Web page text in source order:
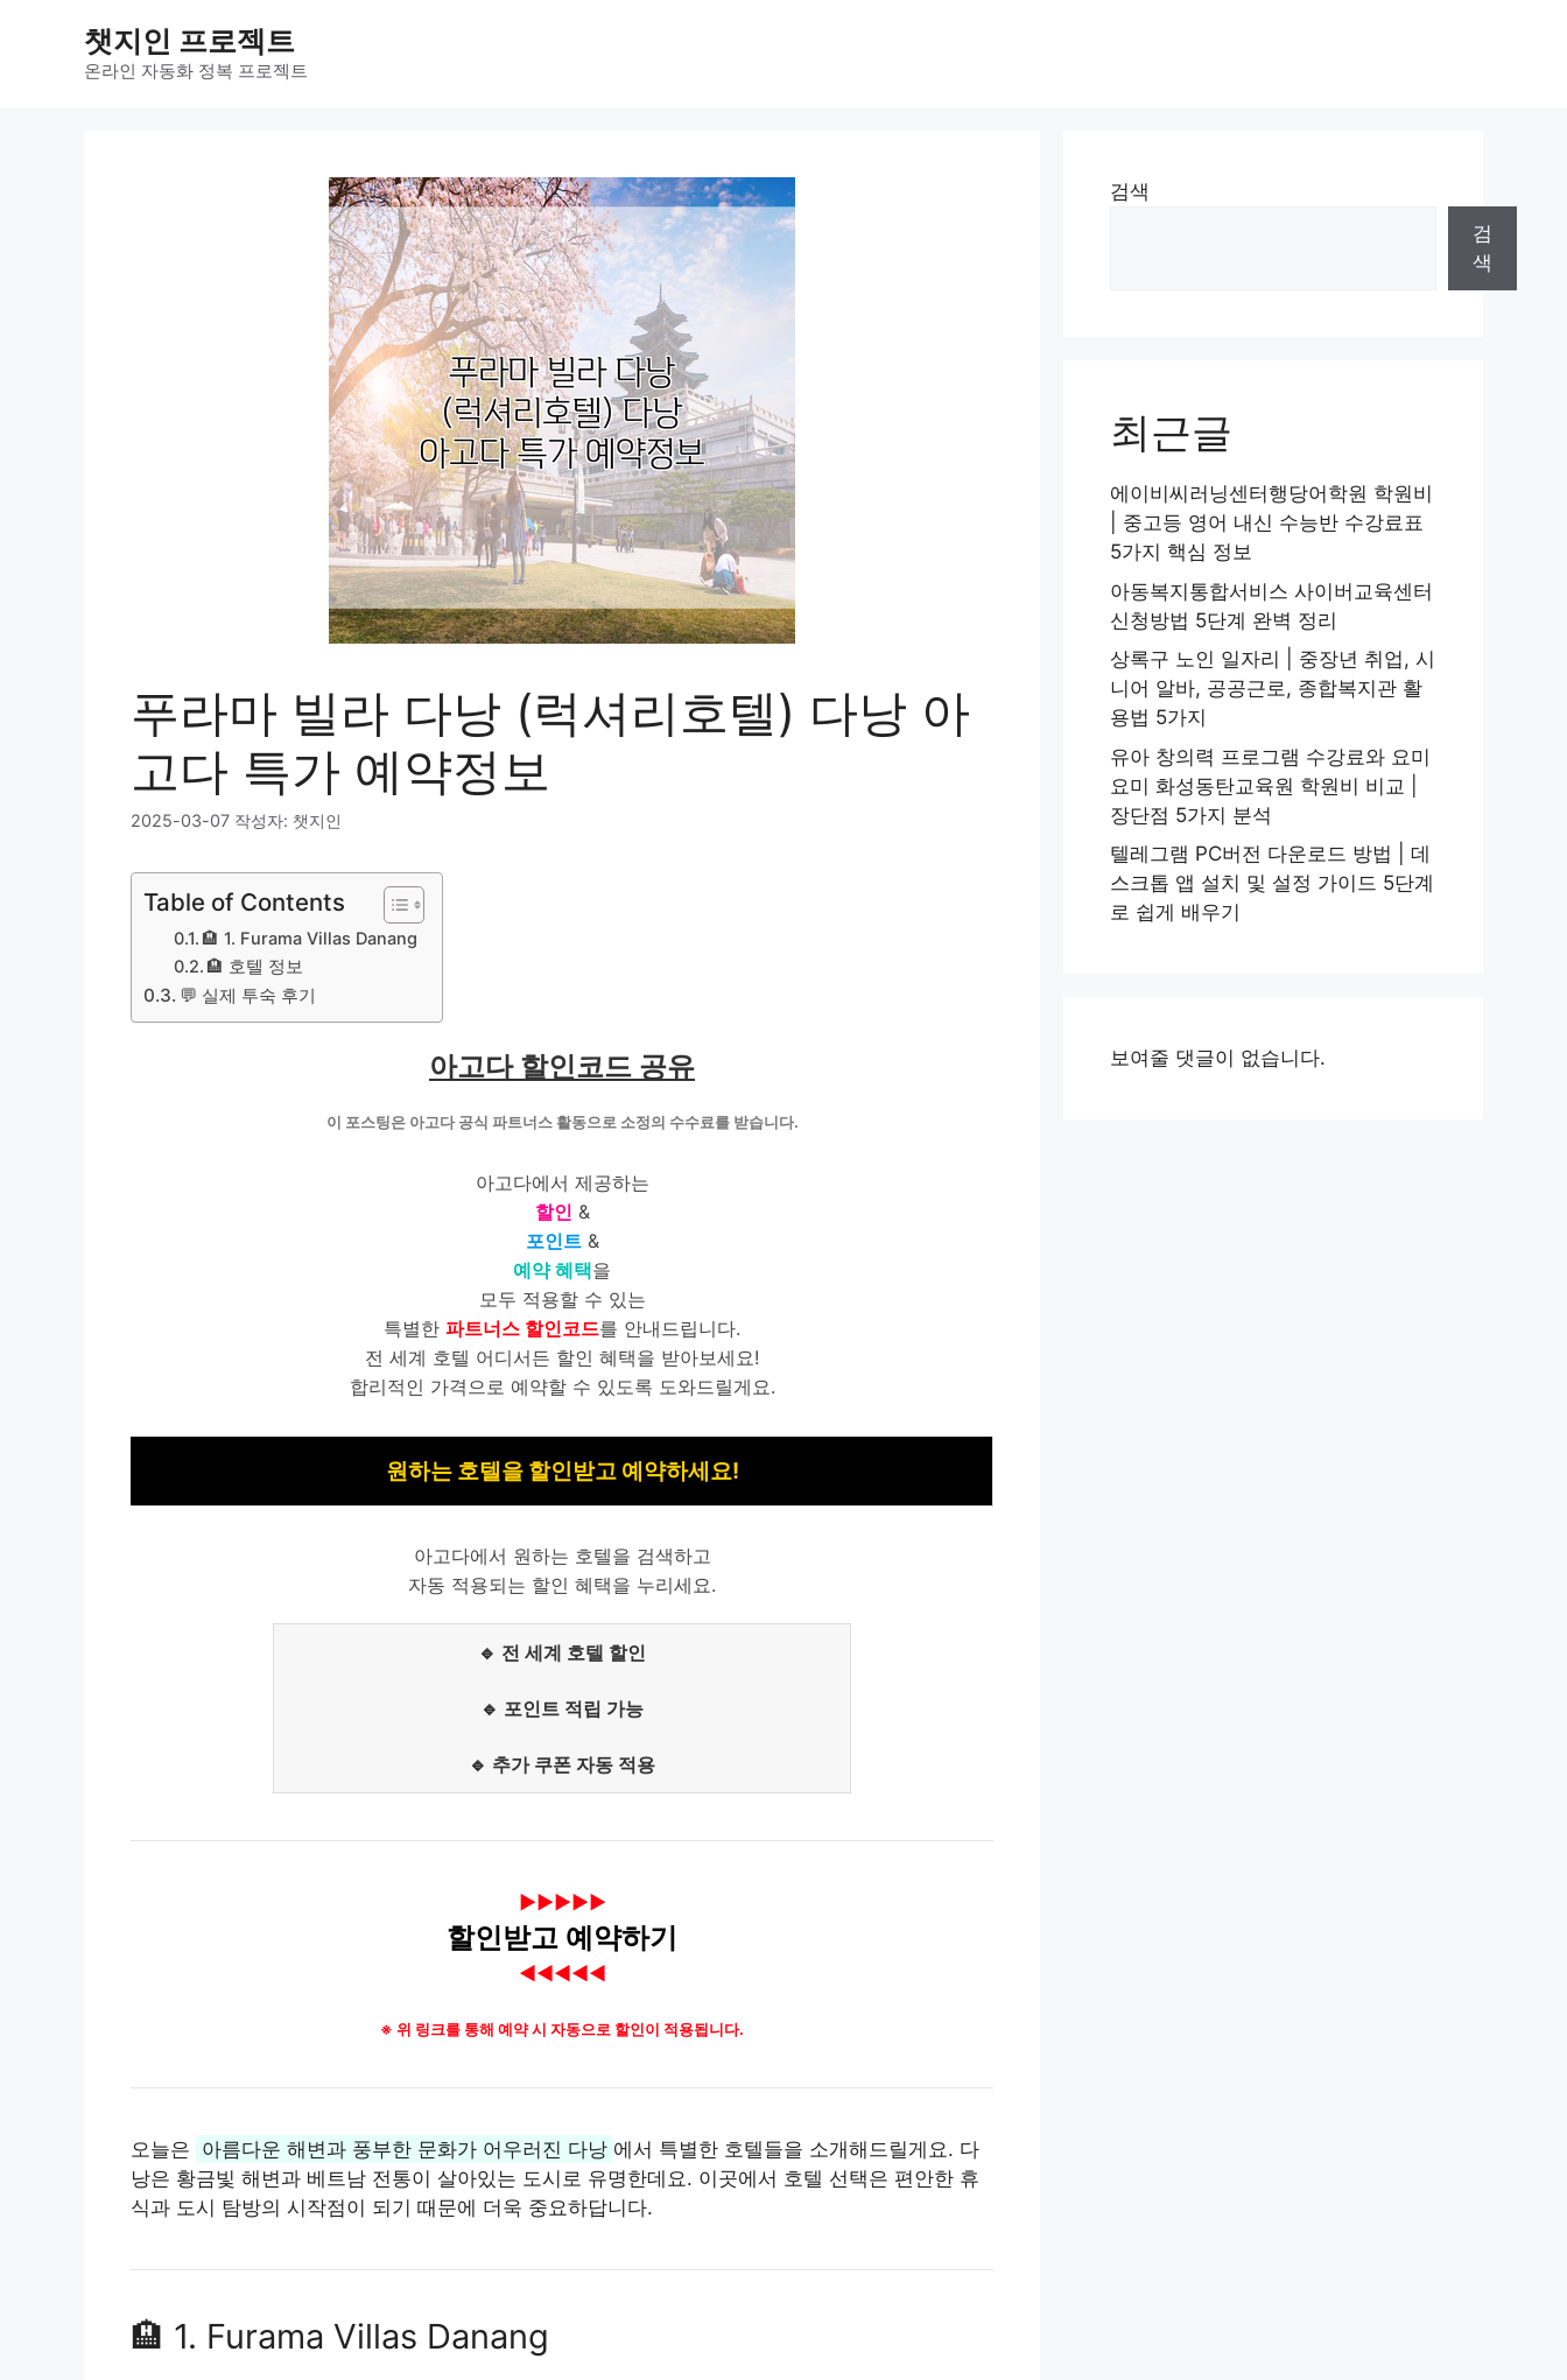
챗지인 프로젝트
온라인 자동화 정복 프로젝트
푸라마 빌라 다낭 (럭셔리호텔) 다낭 아
고다 특가 예약정보
2025-03-07 작성자: 챗지인
Table of Contents
🏨 1. Furama Villas Danang
🏨 호텔 정보
💬 실제 투숙 후기
아고다 할인코드 공유
이 포스팅은 아고다 공식 파트너스 활동으로 소정의 수수료를 받습니다.
아고다에서 제공하는
할인 &
포인트&
예약 혜택을
모두 적용할 수 있는
특별한 파트너스 할인코드를 안내드립니다.
전 세계 호텔 어디서든 할인 혜택을 받아보세요!
합리적인 가격으로 예약할 수 있도록 도와드릴게요.
원하는 호텔을 할인받고 예약하세요!
아고다에서 원하는 호텔을 검색하고
자동 적용되는 할인 혜택을 누리세요.
🔹 전 세계 호텔 할인
🔹 포인트 적립 가능
🔹 추가 쿠폰 자동 적용
▶▶▶▶▶
할인받고 예약하기
◀◀◀◀◀
※ 위 링크를 통해 예약 시 자동으로 할인이 적용됩니다.
오늘은 아름다운 해변과 풍부한 문화가 어우러진 다낭 에서 특별한 호텔들을 소개해드릴게요. 다
낭은 황금빛 해변과 베트남 전통이 살아있는 도시로 유명한데요. 이곳에서 호텔 선택은 편안한 휴
식과 도시 탐방의 시작점이 되기 때문에 더욱 중요하답니다.
🏨 1. Furama Villas Danang
검색
검
색
최근글
에이비씨러닝센터행당어학원 학원비
| 중고등 영어 내신 수능반 수강료표
5가지 핵심 정보
아동복지통합서비스 사이버교육센터
신청방법 5단계 완벽 정리
상록구 노인 일자리 | 중장년 취업, 시
니어 알바, 공공근로, 종합복지관 활
용법 5가지
유아 창의력 프로그램 수강료와 요미
요미 화성동탄교육원 학원비 비교 |
장단점 5가지 분석
텔레그램 PC버전 다운로드 방법 | 데
스크톱 앱 설치 및 설정 가이드 5단계
로 쉽게 배우기
보여줄 댓글이 없습니다.